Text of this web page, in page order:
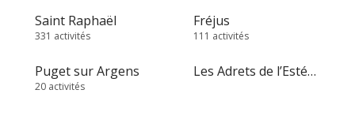
Saint Raphaël
331 activités
Fréjus
111 activités
Puget sur Argens
20 activités
Les Adrets de l’Estérel